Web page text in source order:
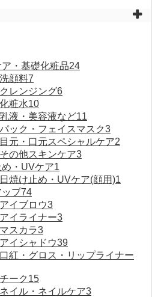
・基礎化粧品24
洗顔料7
クレンジング6
化粧水10
乳液・美容液など11
パック・フェイスマスク3
目元・口元スペシャルケア2
その他スキンケア3
め・UVケア1
日焼け止め・UVケア(顔用)1
ップ74
アイブロウ3
アイライナー3
マスカラ3
アイシャドウ39
口紅・グロス・リップライナー
チーク 15
ネイル・ネイルケア3